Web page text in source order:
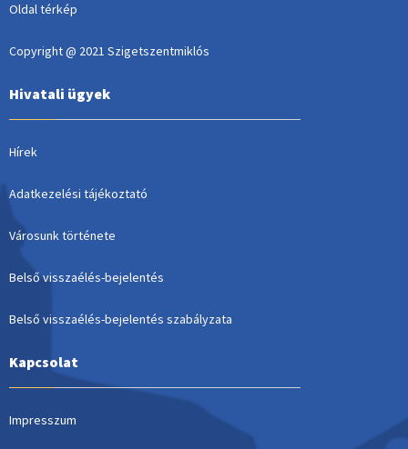
Oldal térkép
Copyright @ 2021 Szigetszentmiklós
Hivatali ügyek
Hírek
Adatkezelési tájékoztató
Városunk története
Belső visszaélés-bejelentés
Belső visszaélés-bejelentés szabályzata
Kapcsolat
Impresszum